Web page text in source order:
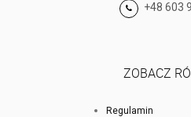
+48 603
ZOBACZ
Regulamin